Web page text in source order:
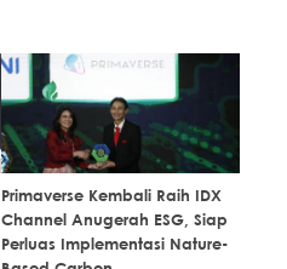
Primaverse Kembali Raih IDX
Channel Anugerah ESG, Siap
Perluas Implementasi Nature-